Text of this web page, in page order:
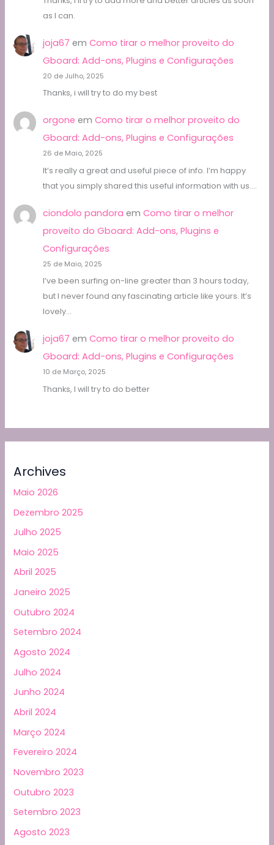
as I can.
joja67 em Como tirar o melhor proveito do
Gboard: Add-ons, Plugins e Configurações
20 de Julho, 2025
Thanks, i will try to do my best
orgone em Como tirar o melhor proveito do
Gboard: Add-ons, Plugins e Configurações
26 de Maio, 2025
It’s really a great and useful piece of info. I’m happy
that you simply shared this useful information with us.…
ciondolo pandora em Como tirar o melhor
proveito do Gboard: Add-ons, Plugins e
Configurações
25 de Maio, 2025
I’ve been surfing on-line greater than 3 hours today,
but I never found any fascinating article like yours. It’s
lovely…
joja67 em Como tirar o melhor proveito do
Gboard: Add-ons, Plugins e Configurações
10 de Março, 2025
Thanks, I will try to do better
Archives
Maio 2026
Dezembro 2025
Julho 2025
Maio 2025
Abril 2025
Janeiro 2025
Outubro 2024
Setembro 2024
Agosto 2024
Julho 2024
Junho 2024
Abril 2024
Março 2024
Fevereiro 2024
Novembro 2023
Outubro 2023
Setembro 2023
Agosto 2023